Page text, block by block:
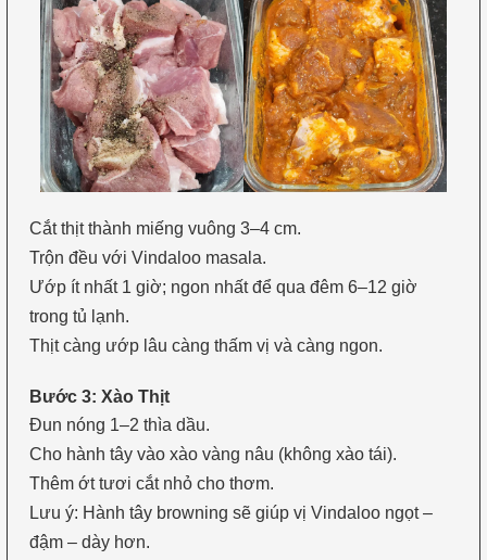
Cắt thịt thành miếng vuông 3–4 cm.
Trộn đều với Vindaloo masala.
Ướp ít nhất 1 giờ; ngon nhất để qua đêm 6–12 giờ
trong tủ lạnh.
Thịt càng ướp lâu càng thấm vị và càng ngon.
Bước 3: Xào Thịt
Đun nóng 1–2 thìa dầu.
Cho hành tây vào xào vàng nâu (không xào tái).
Thêm ớt tươi cắt nhỏ cho thơm.
Lưu ý: Hành tây browning sẽ giúp vị Vindaloo ngọt –
đậm – dày hơn.